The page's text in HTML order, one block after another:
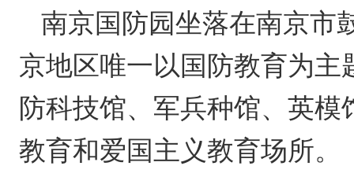
南京国防园坐落在南京市
京地区唯一以国防教育为
防科技馆、军兵种馆、英
教育和爱国主义教育场所。